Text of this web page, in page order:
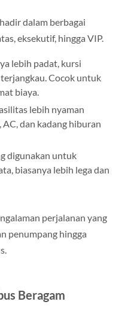
dalam berbagai
eksekutif, hingga VIP.
lebih padat, kursi
Cocok untuk
biaya.
lebih nyaman
dan kadang hiburan
digunakan untuk
biasanya lebih lega dan
perjalanan yang
penumpang hingga
Beragam